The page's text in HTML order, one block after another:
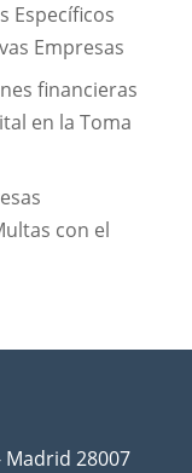
Específicos
Empresas
en la Toma
con el
Madrid 28007